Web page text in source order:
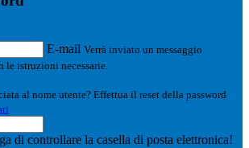
E-mail Verrà inviato un messaggio
istruzioni necessarie.
al nome utente? Effettua il reset della password
di controllare la casella di posta elettronica!